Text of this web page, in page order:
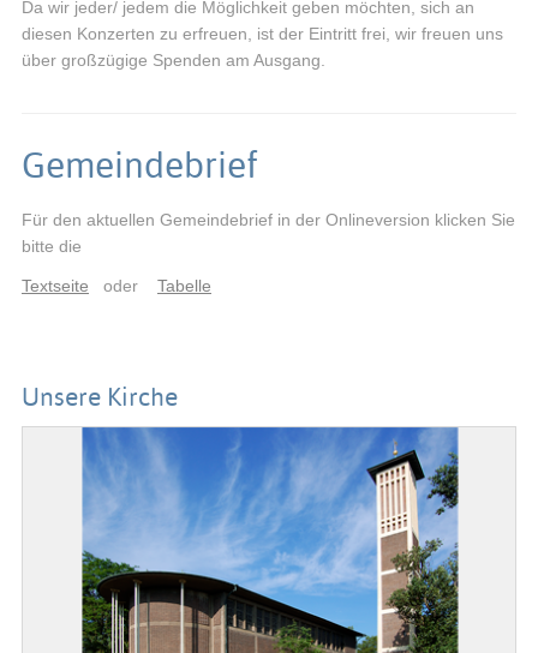
Da wir jeder/ jedem die Möglichkeit geben möchten, sich an
diesen Konzerten zu erfreuen, ist der Eintritt frei, wir freuen uns
über großzügige Spenden am Ausgang.
Gemeindebrief
Für den aktuellen Gemeindebrief in der Onlineversion klicken Sie
bitte die
Textseite oder Tabelle
Unsere Kirche